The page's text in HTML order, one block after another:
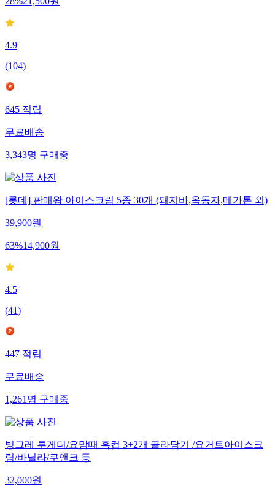
4.9
(104)
645 적립
무료배송
3,343명 구매중
[롯데] 판매왕 아이스크림 5종 30개 (돼지바,옥동자,메가톤 외)
39,900원
63%14,900원
4.5
(41)
447 적립
무료배송
1,261 명 구매중
빙그레 투게더/요맘때 홈컵 3+2개 골라담기 /요거트아이스크
림/바닐라/쿠앤크 등
32,000원